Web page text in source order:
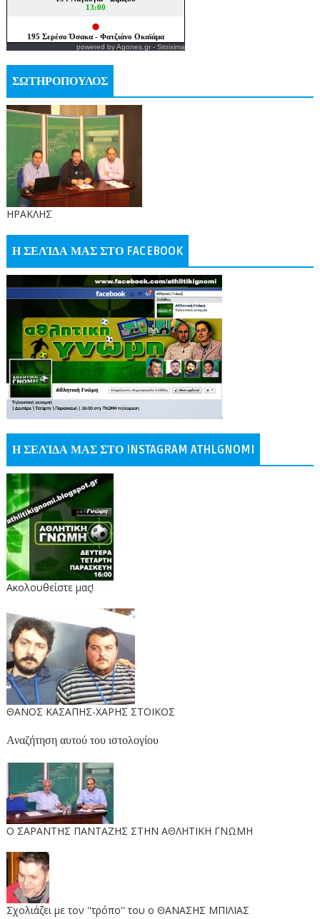
powered byAgones.gr- Stoixima
ΣΩΤΗΡΟΠΟΥΛΟΣ
ΗΡΑΚΛΗΣ
Η ΣΕΛΊΔΑ ΜΑΣ ΣΤΟ FACEBOOK
Η ΣΕΛΊΔΑ ΜΑΣ ΣΤΟ INSTAGRAM ATHLGNOMI
Ακολουθείστε μας!
ΘΑΝΟΣ ΚΑΣΑΠΗΣ-ΧΑΡΗΣ ΣΤΟΙΚΟΣ
Αναζήτηση αυτού του ιστολογίου
O ΣΑΡΑΝΤΗΣ ΠΑΝΤΑΖΗΣ ΣΤΗΝ ΑΘΛΗΤΙΚΗ ΓΝΩΜΗ
Σχολιάζει με τον ''τρόπο'' του ο ΘΑΝΑΣΗΣ ΜΠΙΛΙΑΣ